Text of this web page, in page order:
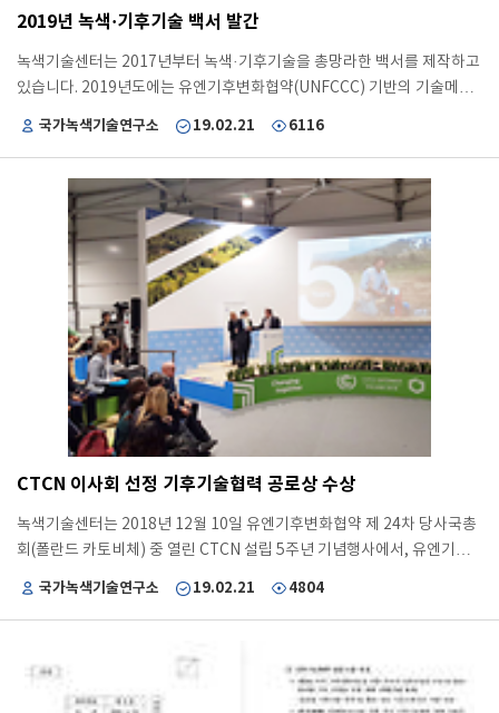
위적인 활용이 기대되며, UNFCCC TNA 분류 체계 개선 등에 활용하고,
국제표준의 기후기술 분류체계 수립에 기여하고자 합니다.
2019년 녹색·기후기술 백서 발간
녹색기술센터는 2017년부터 녹색·기후기술을 총망라한 백서를 제작하고
있습니다. 2019년도에는 유엔기후변화협약(UNFCCC) 기반의 기술메커
집하여 체계적으로 정리하였습니다. * 2017/2018 녹색·기후기술백서는
요 녹색·기후기술에 대한 기술·산업 동향과 전망, 세부기술 정의, 기술수
준, 기술개발 방향을 정리 특히 기술메커니즘의 녹색·기후기술 14대 중분
류와 재정메커니즘의 33개 기후다자기금 운영 정보(기후기술 프로젝트 현
황/Climate Funds Update(CFU) 참조)를 기반으로 개도국 지원을 위한
기술-재정 연계 분석을 수행하였습니다. 기후기술 중분류에 따른 기후기
술 관련 프로젝트를 수행하는 국가현황을 보면, 80개국 이상이 관련된 기
술은 재생에너지, 농업·축산, 에너지 수요 기술이며, 70개국 이상 관련된
기술은 기후변화예측 및 모니터링, 산림·육상, 물 기술로 분석되었습니다.
그 외 건강(5개국), 비재생에너지(3개국), 에너지저장(2개국)기술과 같이
일부 국가에서만 수행되는 프로젝트들도 파악되었습니다. 녹색·기후기술
백서는 향후 국가 R&D 정책 수립 시 기초자료로 활용 가능하며, 해당 기술
의 국내외 정보 및 산업현황, 이슈분석, 국제기후기금 기술 연계성 분석 정
보, 재원규모, 기금별 기술 투자 동향, 재원형태 등의 정보 제공을 통해 국
내 기후기술 활성화에 기여할 것입니다. 녹색·기후기술 백서는 녹색기술
센터 홈페이지에서 PDF 파일을 다운로드하실 수 있습니다.
국가녹색기술연구소 19.02.21 6116
CTCN 이사회 선정 기후기술협력 공로상 수상
녹색기술센터는 2018년 12월 10일 유엔기후변화협약 제 24차 당사국총
회(폴란드 카토비체) 중 열린 CTCN 설립 5주년 기념행사에서, 유엔기후
선정되어 공로상 (Recognition of Contribution)을 수상하였습니다. 본
것으로, 그간 국내외를 넘나드는 기후기술협력 지원 및 성과에 대해 국제
사회로부터 인정받았다는 점에서 큰 의미가 있습니다. 녹색기술센터는
‘16년 비 EU권 국가 중 최초로 CTCN TA(기술지원)사업 수주를 시작으
국가녹색기술연구소 19.02.21 4804